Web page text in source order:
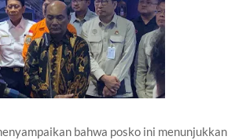
bahwa posko ini menunjukkan